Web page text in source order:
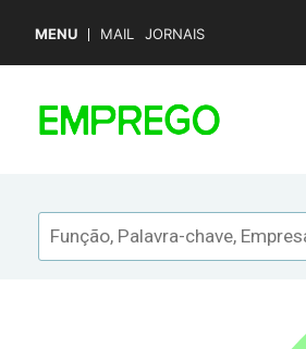
MENU MAIL JORNAIS